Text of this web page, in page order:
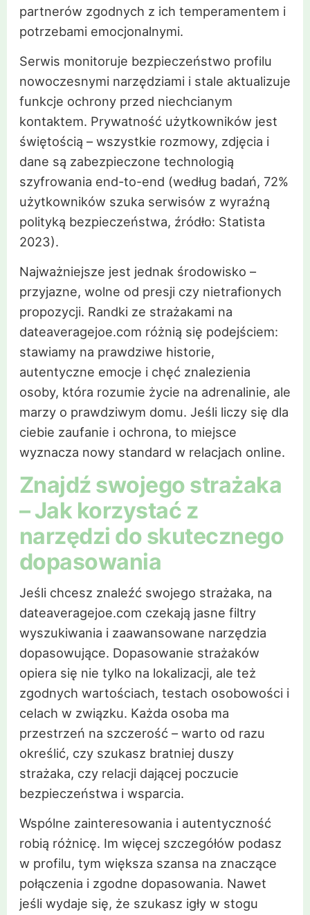
partnerów zgodnych z ich temperamentem i
potrzebami emocjonalnymi.
Serwis monitoruje bezpieczeństwo profilu
nowoczesnymi narzędziami i stale aktualizuje
funkcje ochrony przed niechcianym
kontaktem. Prywatność użytkowników jest
świętością – wszystkie rozmowy, zdjęcia i
dane są zabezpieczone technologią
szyfrowania end-to-end (według badań, 72%
użytkowników szuka serwisów z wyraźną
polityką bezpieczeństwa, źródło: Statista
2023).
Najważniejsze jest jednak środowisko –
przyjazne, wolne od presji czy nietrafionych
propozycji. Randki ze strażakami na
dateaveragejoe.com różnią się podejściem:
stawiamy na prawdziwe historie,
autentyczne emocje i chęć znalezienia
osoby, która rozumie życie na adrenalinie, ale
marzy o prawdziwym domu. Jeśli liczy się dla
ciebie zaufanie i ochrona, to miejsce
wyznacza nowy standard w relacjach online.
Znajdź swojego strażaka
– Jak korzystać z
narzędzi do skutecznego
dopasowania
Jeśli chcesz znaleźć swojego strażaka, na
dateaveragejoe.com czekają jasne filtry
wyszukiwania i zaawansowane narzędzia
dopasowujące. Dopasowanie strażaków
opiera się nie tylko na lokalizacji, ale też
zgodnych wartościach, testach osobowości i
celach w związku. Każda osoba ma
przestrzeń na szczerość – warto od razu
określić, czy szukasz bratniej duszy
strażaka, czy relacji dającej poczucie
bezpieczeństwa i wsparcia.
Wspólne zainteresowania i autentyczność
robią różnicę. Im więcej szczegółów podasz
w profilu, tym większa szansa na znaczące
połączenia i zgodne dopasowania. Nawet
jeśli wydaje się, że szukasz igły w stogu